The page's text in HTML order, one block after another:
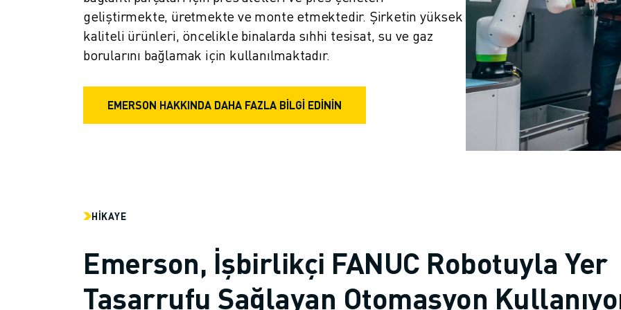
geliştirmekte, üretmekte ve monte etmektedir. Şirketin yüksek
kaliteli ürünleri, öncelikle binalarda sıhhi tesisat, su ve gaz
borularını bağlamak için kullanılmaktadır.
EMERSON HAKKINDA DAHA FAZLA BİLGİ EDİNİN
HIKAYE
Emerson, İşbirlikçi FANUC Robotuyla Yer
Tasarrufu Sağlayan Otomasyon